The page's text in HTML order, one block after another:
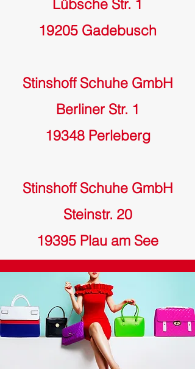
Lübsche Str. 1
19205 Gadebusch
Stinshoff Schuhe GmbH
Berliner Str. 1
19348 Perleberg
Stinshoff Schuhe GmbH
Steinstr. 20
19395 Plau am See